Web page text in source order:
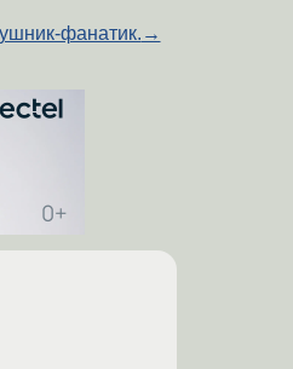
фанатик. →